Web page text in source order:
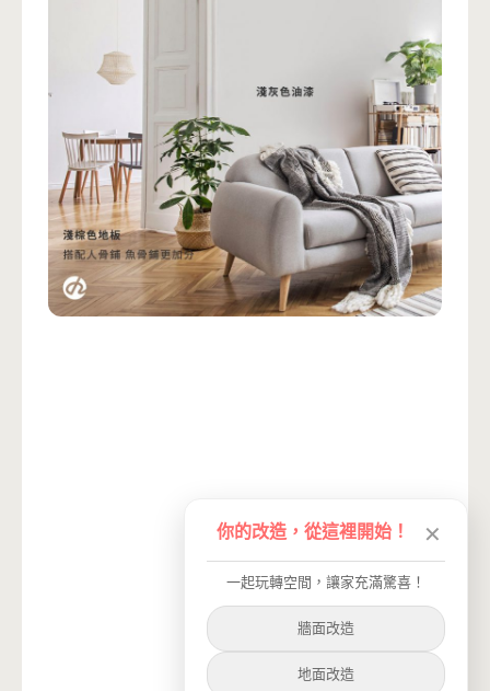
你的改造，從這裡開始！ ✕
一起玩轉空間，讓家充滿驚喜！
牆面改造
地面改造